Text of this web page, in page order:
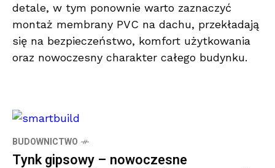
detale, w tym ponownie warto zaznaczyć
montaż membrany PVC na dachu, przekładają
się na bezpieczeństwo, komfort użytkowania
oraz nowoczesny charakter całego budynku.
BUDOWNICTWO
Tynk gipsowy – nowoczesne